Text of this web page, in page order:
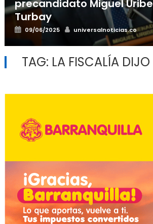
precandidato Miguel Uribe
Turbay
Posted
on
09/06/2025 Author
universalnoticias.co
TAG: LA FISCALÍA DIJO